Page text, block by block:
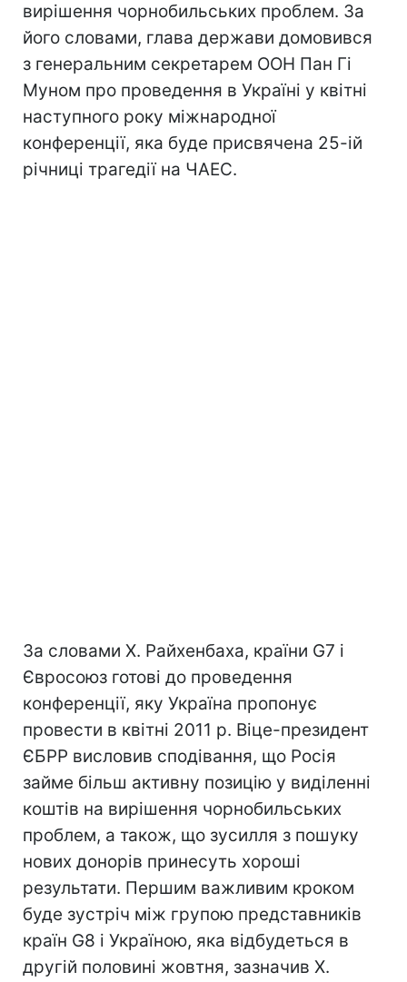
вирішення чорнобильських проблем. За
його словами, глава держави домовився
з генеральним секретарем ООН Пан Гі
Муном про проведення в Україні у квітні
наступного року міжнародної
конференції, яка буде присвячена 25-ій
річниці трагедії на ЧАЕС.
За словами Х. Райхенбаха, країни G7 і
Євросоюз готові до проведення
конференції, яку Україна пропонує
провести в квітні 2011 р. Віце-президент
ЄБРР висловив сподівання, що Росія
займе більш активну позицію у виділенні
коштів на вирішення чорнобильських
проблем, а також, що зусилля з пошуку
нових донорів принесуть хороші
результати. Першим важливим кроком
буде зустріч між групою представників
країн G8 і Україною, яка відбудеться в
другій половині жовтня, зазначив Х.